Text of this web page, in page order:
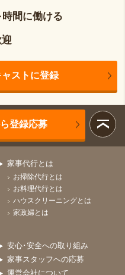
時間に働ける
ストに登録
登録応募
家事代行とは
お掃除代行とは
お料理代行とは
ハウスクリーニングとは
家政婦とは
安心･安全への取り組み
家事スタッフへの応募
運営会社について